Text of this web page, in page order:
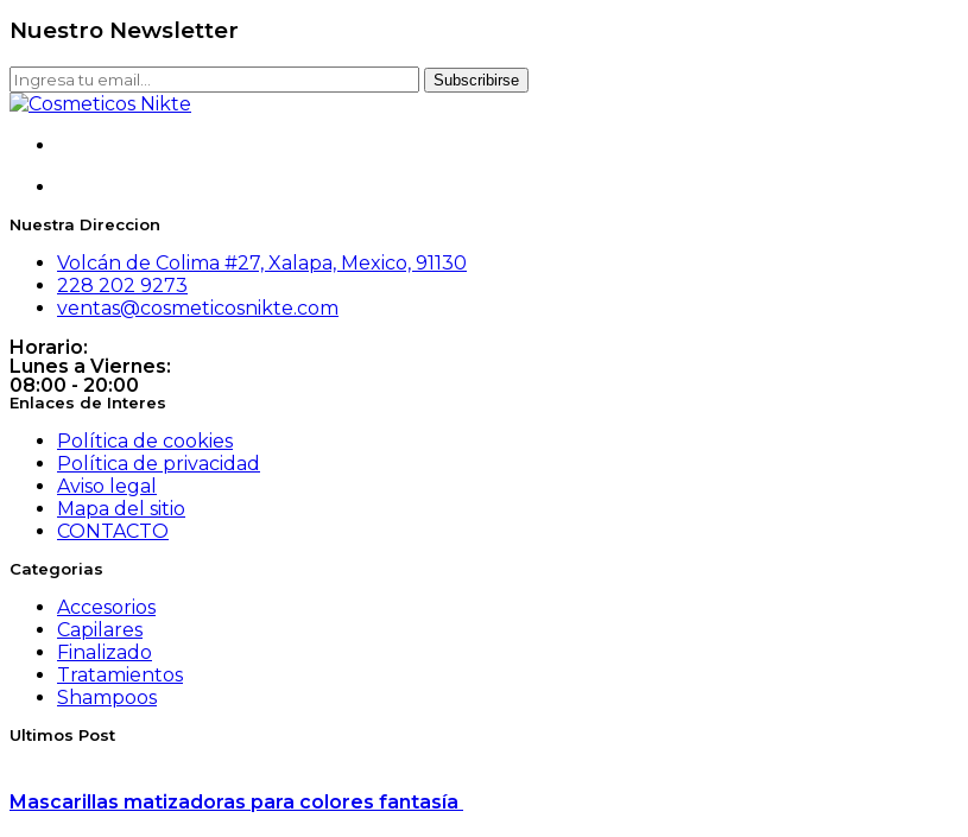
Nuestro Newsletter
Subscribirse
Nuestra Direccion
Volcán de Colima #27, Xalapa, Mexico, 91130
228 202 9273
ventas@cosmeticosnikte.com
Horario:
Lunes a Viernes:
08:00 - 20:00
Enlaces de Interes
Política de cookies
Política de privacidad
Aviso legal
Mapa del sitio
CONTACTO
Categorias
Accesorios
Capilares
Finalizado
Tratamientos
Shampoos
Ultimos Post
Mascarillas matizadoras para colores fantasía